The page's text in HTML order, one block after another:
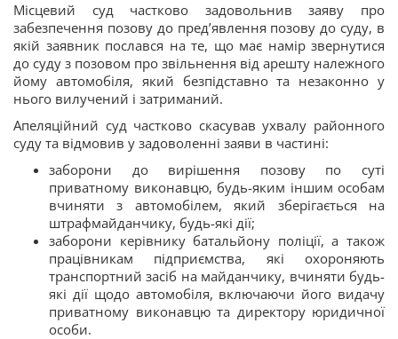
Місцевий суд частково задовольнив заяву про
забезпечення позову до пред’явлення позову до суду, в
якій заявник послався на те, що має намір звернутися
до суду з позовом про звільнення від арешту належного
йому автомобіля, який безпідставно та незаконно у
нього вилучений і затриманий.
Апеляційний суд частково скасував ухвалу районного
суду та відмовив у задоволенні заяви в частині:
заборони до вирішення позову по суті
приватному виконавцю, будь-яким іншим особам
вчиняти з автомобілем, який зберігається на
штрафмайданчику, будь-які дії;
заборони керівнику батальйону поліції, а також
працівникам підприємства, які охороняють
транспортний засіб на майданчику, вчиняти будь-
які дії щодо автомобіля, включаючи його видачу
приватному виконавцю та директору юридичної
особи.